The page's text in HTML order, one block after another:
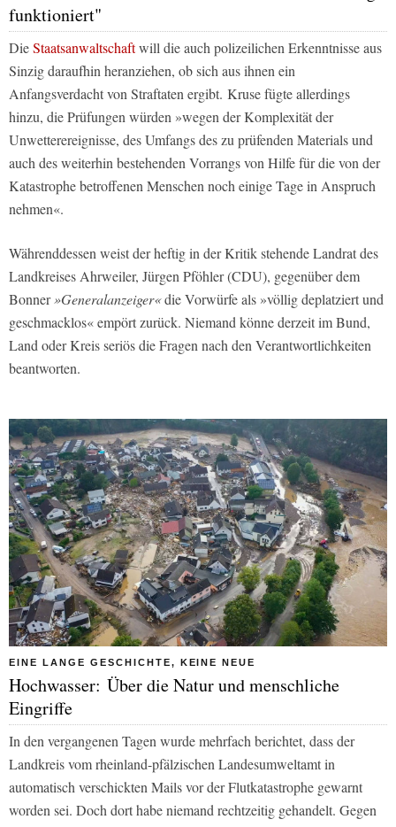
funktioniert"
DieStaatsanwaltschaftwill die auch polizeilichen Erkenntnisse aus
Sinzig daraufhin heranziehen, ob sich aus ihnen ein
Anfangsverdacht von Straftaten ergibt. Kruse fügte allerdings
hinzu, die Prüfungen würden »wegen der Komplexität der
Unwetterereignisse, des Umfangs des zu prüfenden Materials und
auch des weiterhin bestehenden Vorrangs von Hilfe für die von der
Katastrophe betroffenen Menschen noch einige Tage in Anspruch
nehmen«.
Währenddessen weist der heftig in der Kritik stehende Landrat des
Landkreises Ahrweiler, Jürgen Pföhler (CDU), gegenüber dem
Bonner»Generalanzeiger«die Vorwürfe als »völlig deplatziert und
geschmacklos« empört zurück. Niemand könne derzeit im Bund,
Land oder Kreis seriös die Fragen nach den Verantwortlichkeiten
beantworten.
EINE LANGE GESCHICHTE, KEINE NEUE
Hochwasser: Über die Natur und menschliche
Eingriffe
In den vergangenen Tagen wurde mehrfach berichtet, dass der
Landkreis vom rheinland-pfälzischen Landesumweltamt in
automatisch verschickten Mails vor der Flutkatastrophe gewarnt
worden sei. Doch dort habe niemand rechtzeitig gehandelt. Gegen